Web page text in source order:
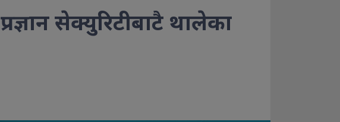
प्रज्ञान सेक्युरिटीबाटै थालेका